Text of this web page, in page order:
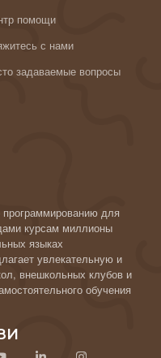
помощи
с нами
задаваемые вопросы
для
курсам миллионы
языках
увлекательную и
внешкольных клубов и
обучения